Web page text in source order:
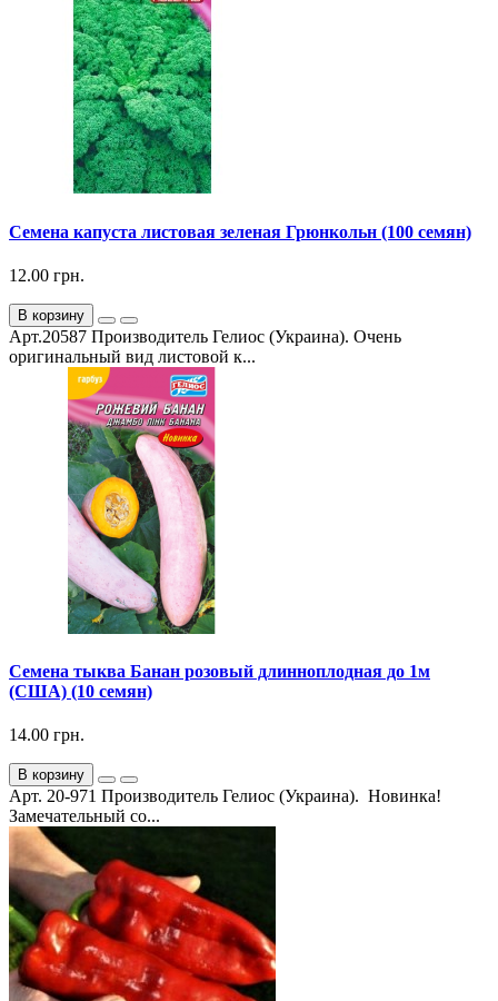
Семена капуста листовая зеленая Грюнкольн (100 семян)
12.00 грн.
В корзину
Арт.20587 Производитель Гелиос (Украина). Очень
оригинальный вид листовой к...
Семена тыква Банан розовый длинноплодная до 1м
(США) (10 семян)
14.00 грн.
В корзину
Арт. 20-971 Производитель Гелиос (Украина). Новинка!
Замечательный со...